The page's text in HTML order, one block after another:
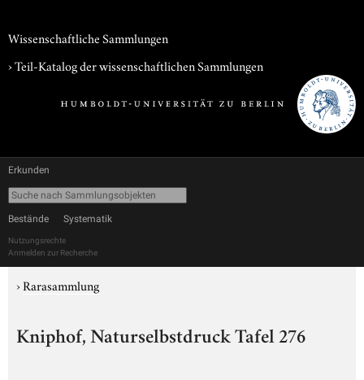
Wissenschaftliche Sammlungen
› Teil-Katalog der wissenschaftlichen Sammlungen
Erkunden
Bestände Systematik
Nutzungsrechte
Anmelden zur Recherche
›Rarasammlung
Kniphof, Naturselbstdruck Tafel 276